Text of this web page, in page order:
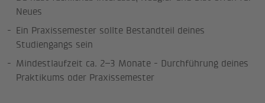
Neues
Ein Praxissemester sollte Bestandteil deines
Studiengangs sein
Mindestlaufzeit ca. 2–3 Monate - Durchführung deines
Praktikums oder Praxissemester